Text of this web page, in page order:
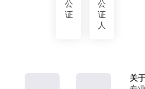
公
证
公
证
人
关